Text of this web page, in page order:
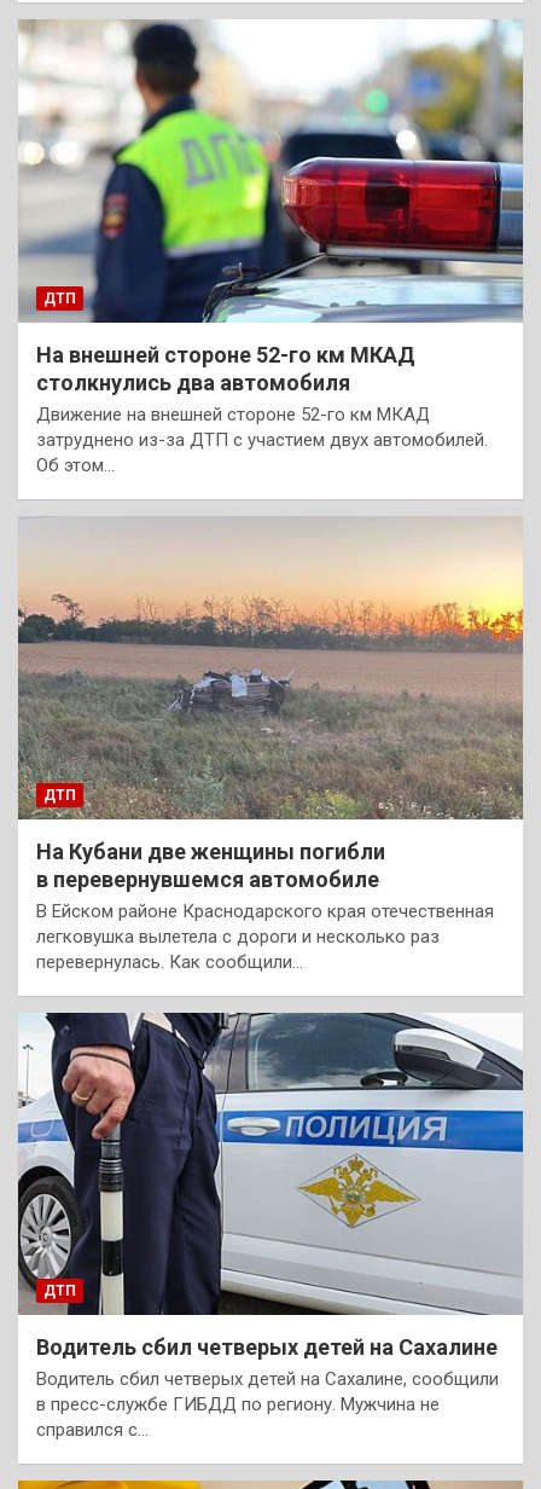
ДТП
На внешней стороне 52-го км МКАД
столкнулись два автомобиля
Движение на внешней стороне 52-го км МКАД
затруднено из-за ДТП с участием двух автомобилей.
Об этом…
ДТП
На Кубани две женщины погибли
в перевернувшемся автомобиле
В Ейском районе Краснодарского края отечественная
легковушка вылетела с дороги и несколько раз
перевернулась. Как сообщили…
ДТП
Водитель сбил четверых детей на Сахалине
Водитель сбил четверых детей на Сахалине, сообщили
в пресс-службе ГИБДД по региону. Мужчина не
справился с…